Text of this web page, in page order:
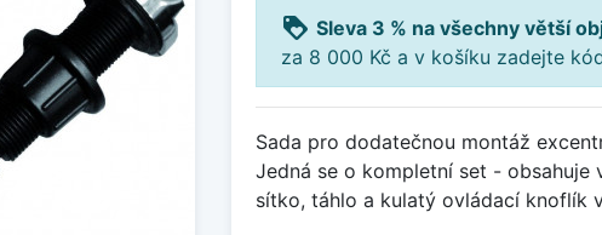
loyalty Sleva 3 % na všechny větší
za 8 000 Kč a v košíku zadejte
Sada pro dodatečnou montáž
Jedná se o kompletní set - obsahuje
sítko, táhlo a kulatý ovládací knoflík